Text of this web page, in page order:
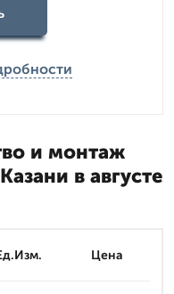
и монтаж
в августе
Цена